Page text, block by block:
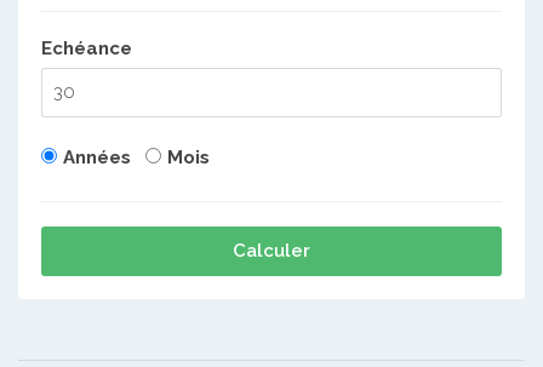
Echéance
Années Mois
Calculer